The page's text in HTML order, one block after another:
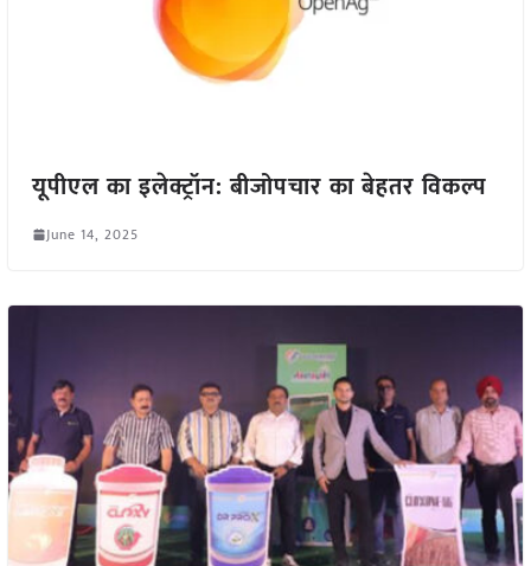
यूपीएल का इलेक्ट्रॉन: बीजोपचार का बेहतर विकल्प
June 14, 2025